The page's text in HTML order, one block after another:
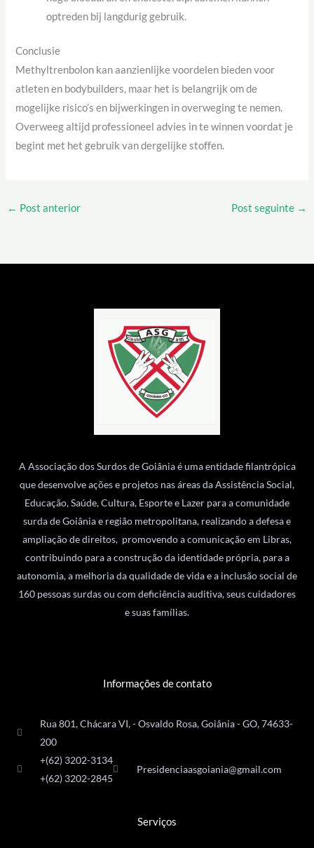
optreden bij langdurig gebruik.
Conclusie
Methyltrenbolon kan aanzienlijke voordelen bieden voor
atleten en bodybuilders, maar het is belangrijk om de
mogelijke risico’s en bijwerkingen in overweging te nemen.
Overweeg altijd professioneel advies in te winnen voordat je
begint met het gebruik van dergelijke stoffen.
← Post anterior Post seguinte →
A Associação dos Surdos de Goiânia é uma entidade filantrópica
que desenvolve ações e projetos nas áreas da Assistência Social,
Educação, Saúde, Cultura, Esporte e Lazer para a comunidade
surda de Goiânia e região metropolitana, realizando a defesa e
ampliação de direitos, promovendo a comunicação em Libras,
contribuindo para a construção da identidade própria, para a
autonomia, a melhoria da qualidade de vida e a inclusão social de
160 pessoas surdas ou com deficiência auditiva, seus cuidadores
e suas famílias.
Informações de contato
Rua 801, Chácara VI, - Osvaldo Rosa, Goiânia - GO, 74633-
200
+(62) 3202-3134
+(62) 3202-2845
Presidenciaasgoiania@gmail.com
Serviços